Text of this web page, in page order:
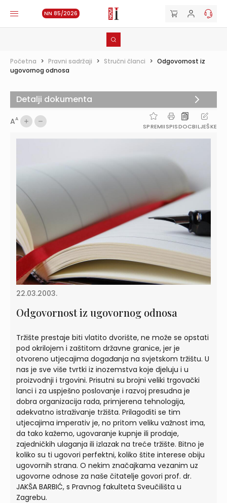
NN 85/2026
Početna > Pravni sadržaji > Stručni članci > Odgovornost iz
ugovornog odnosa
AA
SPREMIISPISDOCBILJEŠKE
22.03.2003.
Odgovornost iz ugovornog odnosa
Tržište prestaje biti vlatito dvorište, ne može se opstati
pod okrilojem i zaštitom državne granice, jer je
otvoreno utjecajima događanja na svjetskom tržištu. U
nas je sve više tvrtki iz inozemstva koje djeluju i u
proizvodnji i trgovini. Prisutni su brojni veliki trgovački
lanci i za uspješno poslovanje i razvoj presudna je
dobra organizacija rada, primjerena tehnologija,
adekvatno istraživanje tržišta. Prilagoditi se tim
utjecajima imperativ je, no pritom veliku važnost ima,
da tako kažemo, ugovaranje kupnje ili prodaje,
zajedničkih ulaganja ili izlazak na treće tržište. Bitno je
koliko su ti ugovori perfektni, koliko štite interese obiju
ugovornih strana. O nekim značajkama vezanim uz
ugovorne odnose za naše čitatelje govori prof. dr.
JAKŠA BARBIĆ, s Pravnog fakulteta Sveučilišta u
Zagrebu.
Detalji dokumenta